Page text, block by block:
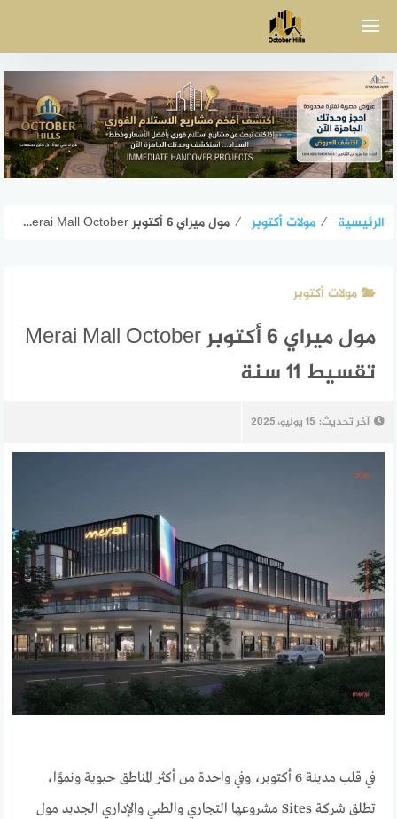
الرئيسية ⁄ مولات أكتوبر ⁄ مول ميراي 6 أكتوبر Merai Mall October تقسيط 11 سنة
مولات أكتوبر
مول ميراي 6 أكتوبر Merai Mall October
تقسيط 11 سنة
آخر تحديث: 15 يوليو، 2025
في قلب مدينة 6 أكتوبر، وفي واحدة من أكثر المناطق حيوية ونموًا،
تطلق شركة Sites مشروعها التجاري والطبي والإداري الجديد مول